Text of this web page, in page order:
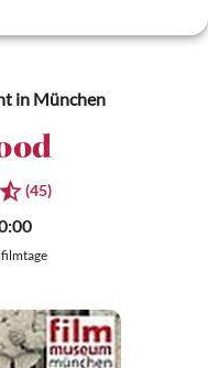
in München
(45)